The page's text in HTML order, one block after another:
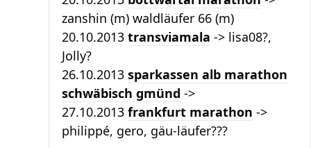
zanshin (m) waldläufer 66 (m)
20.10.2013 transviamala -> lisa08?,
Jolly?
26.10.2013 sparkassen alb marathon
schwäbisch gmünd ->
27.10.2013 frankfurt marathon ->
philippé, gero, gäu-läufer???